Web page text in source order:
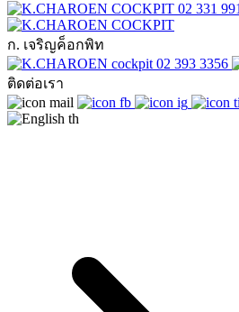
02 331
ก. เจริญค็อกพิท
02 393 3356
ติดต่อเรา
th